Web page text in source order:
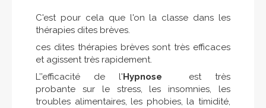
C'est pour cela que l'on la classe dans les
thérapies dites brèves.
ces dites thérapies brèves sont très efficaces
et agissent très rapidement.
L’’efficacité de l'Hypnose est très
probante sur le stress, les insomnies, les
troubles alimentaires, les phobies, la timidité,